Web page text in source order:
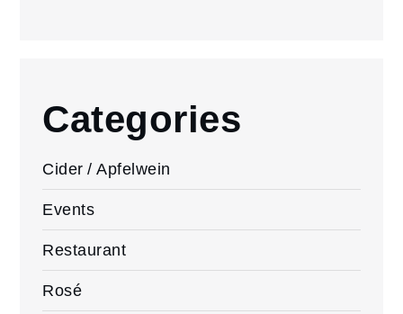
Categories
Cider / Apfelwein
Events
Restaurant
Rosé